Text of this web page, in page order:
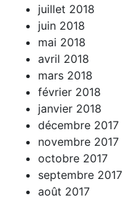
juillet 2018
juin 2018
mai 2018
avril 2018
mars 2018
février 2018
janvier 2018
décembre 2017
novembre 2017
octobre 2017
septembre 2017
août 2017